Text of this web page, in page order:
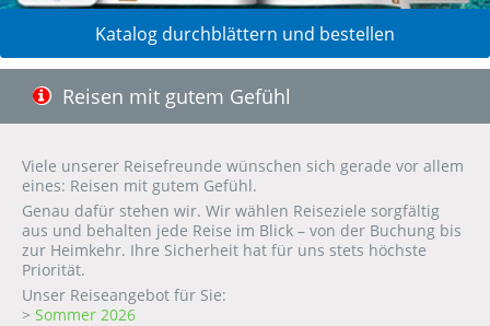
Katalog durchblättern und bestellen
Reisen mit gutem Gefühl
Viele unserer Reisefreunde wünschen sich gerade vor allem
eines: Reisen mit gutem Gefühl.
Genau dafür stehen wir. Wir wählen Reiseziele sorgfältig
aus und behalten jede Reise im Blick – von der Buchung bis
zur Heimkehr. Ihre Sicherheit hat für uns stets höchste
Priorität.
Unser Reiseangebot für Sie:
> Sommer 2026